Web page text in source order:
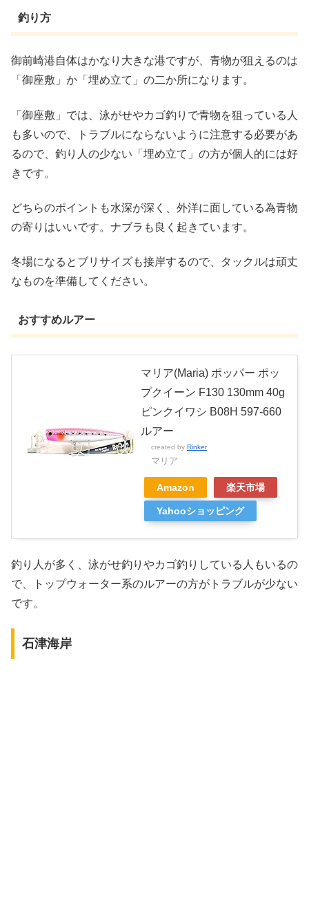
釣り方
御前崎港自体はかなり大きな港ですが、青物が狙えるのは
「御座敷」か「埋め立て」の二か所になります。
「御座敷」では、泳がせやカゴ釣りで青物を狙っている人
も多いので、トラブルにならないように注意する必要があ
るので、釣り人の少ない「埋め立て」の方が個人的には好
きです。
どちらのポイントも水深が深く、外洋に面している為青物
の寄りはいいです。ナブラも良く起きています。
冬場になるとブリサイズも接岸するので、タックルは頑丈
なものを準備してください。
おすすめルアー
マリア(Maria) ポッパー ポッ
プクイーン F130 130mm 40g
ピンクイワシ B08H 597-660
ルアー
created by Rinker
マリア
Amazon 楽天市場
Yahooショッピング
釣り人が多く、泳がせ釣りやカゴ釣りしている人もいるの
で、トップウォーター系のルアーの方がトラブルが少ない
です。
石津海岸